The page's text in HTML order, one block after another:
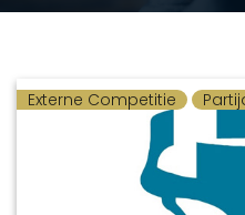
Externe Competitie